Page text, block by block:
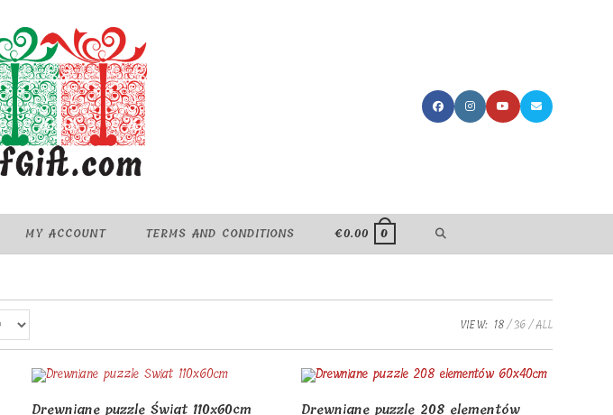
MY ACCOUNT TERMS AND CONDITIONS €0.00 0
TOGGLE
VIEW: 18 36 ALL
Drewniane puzzle Świat 110x60cm
Drewniane puzzle 208 elementów